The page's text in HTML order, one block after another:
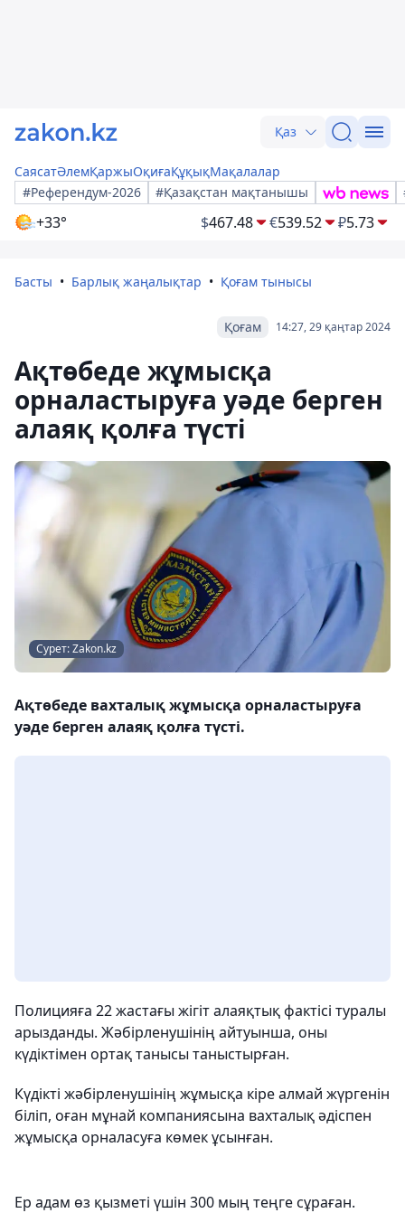
Қаз
СаясатӘлемҚаржыОқиғаҚұқықМақалалар
#Референдум-2026
#Қазақстан мақтанышы
+33° $467.48 €539.52 ₽5.73
Басты Барлық жаңалықтар Қоғам тынысы
14:27, 29 қаңтар 2024
Қоғам
Ақтөбеде жұмысқа
орналастыруға уәде берген
алаяқ қолға түсті
Сурет: Zakon.kz
Ақтөбеде вахталық жұмысқа орналастыруға
уәде берген алаяқ қолға түсті.
Полицияға 22 жастағы жігіт алаяқтық фактісі туралы
арызданды. Жәбірленушінің айтуынша, оны
күдіктімен ортақ танысы таныстырған.
Күдікті жәбірленушінің жұмысқа кіре алмай жүргенін
біліп, оған мұнай компаниясына вахталық әдіспен
жұмысқа орналасуға көмек ұсынған.
Ер адам өз қызметі үшін 300 мың теңге сұраған.